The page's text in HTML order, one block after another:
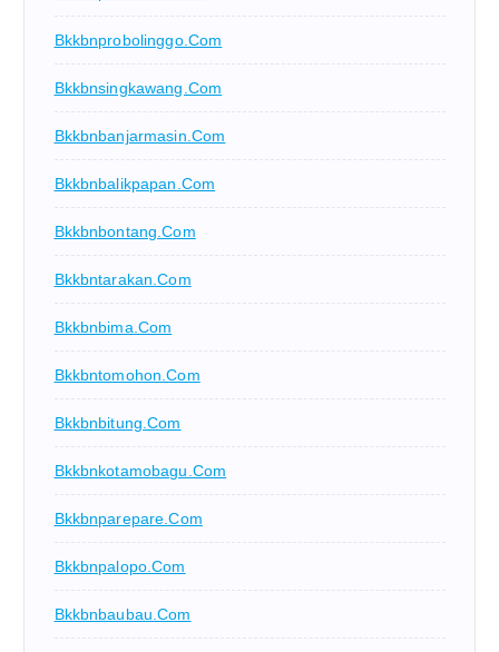
Bkkbnprobolinggo.com
Bkkbnsingkawang.com
Bkkbnbanjarmasin.com
Bkkbnbalikpapan.com
Bkkbnbontang.com
Bkkbntarakan.com
Bkkbnbima.com
Bkkbntomohon.com
Bkkbnbitung.com
Bkkbnkotamobagu.com
Bkkbnparepare.com
Bkkbnpalopo.com
Bkkbnbaubau.com